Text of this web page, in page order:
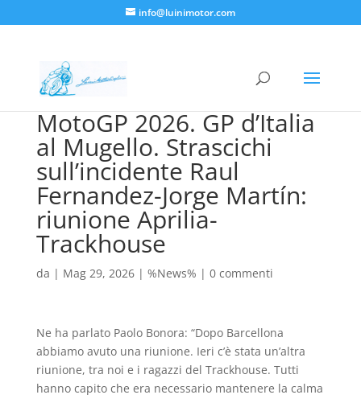
info@luinimotor.com
MotoGP 2026. GP d’Italia
al Mugello. Strascichi
sull’incidente Raul
Fernandez-Jorge Martín:
riunione Aprilia-
Trackhouse
da | Mag 29, 2026| %News% | 0 commenti
Ne ha parlato Paolo Bonora: “Dopo Barcellona
abbiamo avuto una riunione. Ieri c’è stata un’altra
riunione, tra noi e i ragazzi del Trackhouse. Tutti
hanno capito che era necessario mantenere la calma